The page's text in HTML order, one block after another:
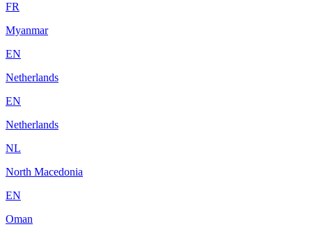
FR
Myanmar
EN
Netherlands
EN
Netherlands
NL
North Macedonia
EN
Oman